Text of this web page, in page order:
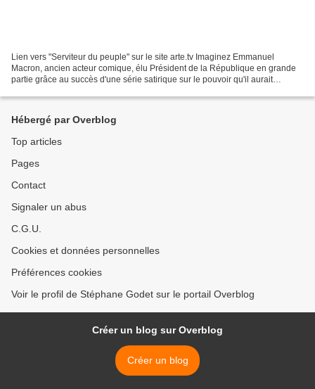
Lien vers "Serviteur du peuple" sur le site arte.tv Imaginez Emmanuel
Macron, ancien acteur comique, élu Président de la République en grande
partie grâce au succès d'une série satirique sur le pouvoir qu'il aurait
Hébergé par Overblog
Top articles
Pages
Contact
Signaler un abus
C.G.U.
Cookies et données personnelles
Préférences cookies
Voir le profil de Stéphane Godet sur le portail Overblog
Créer un blog sur Overblog
Créer un blog